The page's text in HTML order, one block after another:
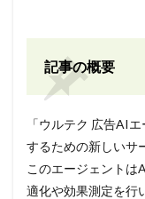
記事の概要
「ウルテク 広告AI
するための新しいサ
このエージェントは
適化や効果測定を行